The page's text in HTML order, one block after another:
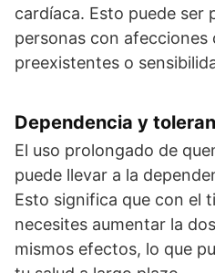
cardíaca. Esto puede ser
personas con afecciones
preexistentes o
Dependencia y
El uso prolongado de
puede llevar a la
Esto significa que con el
necesites aumentar la
mismos efectos, lo que